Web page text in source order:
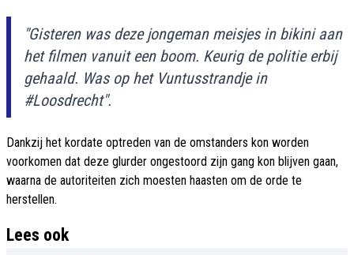
"Gisteren was deze jongeman meisjes in bikini aan
het filmen vanuit een boom. Keurig de politie erbij
gehaald. Was op het Vuntusstrandje in
#Loosdrecht".
Dankzij het kordate optreden van de omstanders kon worden
voorkomen dat deze glurder ongestoord zijn gang kon blijven gaan,
waarna de autoriteiten zich moesten haasten om de orde te
herstellen.
Lees ook